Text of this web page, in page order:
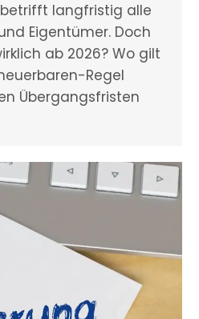
langfristig alle
Eigentümer. Doch
ab 2026? Wo gilt
Regel
Übergangsfristen